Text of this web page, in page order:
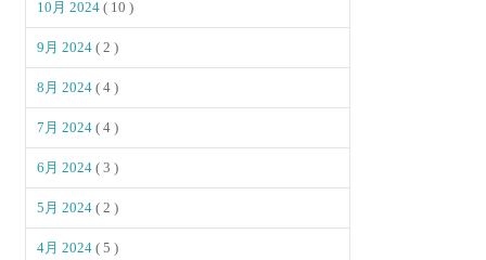
10月 2024( 10 )
9月 2024( 2 )
8月 2024( 4 )
7月 2024( 4 )
6月 2024( 3 )
5月 2024( 2 )
4月 2024( 5 )